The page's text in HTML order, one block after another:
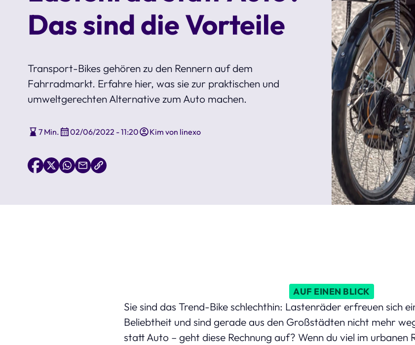
Das sind die Vorteile
Transport-Bikes gehören zu den Rennern auf dem
Fahrradmarkt. Erfahre hier, was sie zur praktischen und
umweltgerechten Alternative zum Auto machen.
7 Min. 02/06/2022 - 11:20 Kim von linexo
AUF EINEN BLICK
Sie sind das Trend-Bike schlechthin: Lastenräder erfreuen sich
Beliebtheit und sind gerade aus den Großstädten nicht mehr
statt Auto – geht diese Rechnung auf? Wenn du viel im urbanen